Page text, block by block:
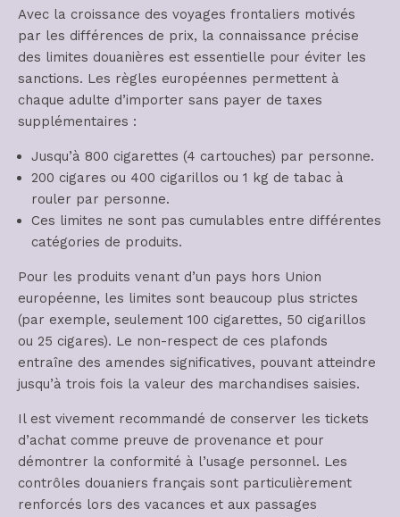
Avec la croissance des voyages frontaliers motivés
par les différences de prix, la connaissance précise
des limites douanières est essentielle pour éviter les
sanctions. Les règles européennes permettent à
chaque adulte d’importer sans payer de taxes
supplémentaires :
Jusqu’à 800 cigarettes (4 cartouches) par personne.
200 cigares ou 400 cigarillos ou 1 kg de tabac à
rouler par personne.
Ces limites ne sont pas cumulables entre différentes
catégories de produits.
Pour les produits venant d’un pays hors Union
européenne, les limites sont beaucoup plus strictes
(par exemple, seulement 100 cigarettes, 50 cigarillos
ou 25 cigares). Le non-respect de ces plafonds
entraîne des amendes significatives, pouvant atteindre
jusqu’à trois fois la valeur des marchandises saisies.
Il est vivement recommandé de conserver les tickets
d’achat comme preuve de provenance et pour
démontrer la conformité à l’usage personnel. Les
contrôles douaniers français sont particulièrement
renforcés lors des vacances et aux passages